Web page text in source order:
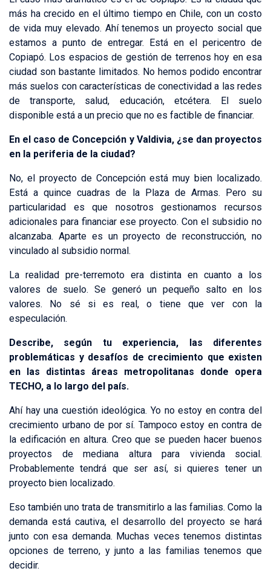
más ha crecido en el último tiempo en Chile, con un costo
de vida muy elevado. Ahí tenemos un proyecto social que
estamos a punto de entregar. Está en el pericentro de
Copiapó. Los espacios de gestión de terrenos hoy en esa
ciudad son bastante limitados. No hemos podido encontrar
más suelos con características de conectividad a las redes
de transporte, salud, educación, etcétera. El suelo
disponible está a un precio que no es factible de financiar.
En el caso de Concepción y Valdivia, ¿se dan proyectos
en la periferia de la ciudad?
No, el proyecto de Concepción está muy bien localizado.
Está a quince cuadras de la Plaza de Armas. Pero su
particularidad es que nosotros gestionamos recursos
adicionales para financiar ese proyecto. Con el subsidio no
alcanzaba. Aparte es un proyecto de reconstrucción, no
vinculado al subsidio normal.
La realidad pre-terremoto era distinta en cuanto a los
valores de suelo. Se generó un pequeño salto en los
valores. No sé si es real, o tiene que ver con la
especulación.
Describe, según tu experiencia, las diferentes
problemáticas y desafíos de crecimiento que existen
en las distintas áreas metropolitanas donde opera
TECHO, a lo largo del país.
Ahí hay una cuestión ideológica. Yo no estoy en contra del
crecimiento urbano de por sí. Tampoco estoy en contra de
la edificación en altura. Creo que se pueden hacer buenos
proyectos de mediana altura para vivienda social.
Probablemente tendrá que ser así, si quieres tener un
proyecto bien localizado.
Eso también uno trata de transmitirlo a las familias. Como la
demanda está cautiva, el desarrollo del proyecto se hará
junto con esa demanda. Muchas veces tenemos distintas
opciones de terreno, y junto a las familias tenemos que
decidir.